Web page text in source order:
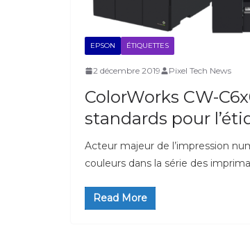
EPSON ÉTIQUETTES
2 décembre 2019 Pixel Tech News
ColorWorks CW-
standards pour
Acteur majeur de l’impression
couleurs dans la série des
Read More